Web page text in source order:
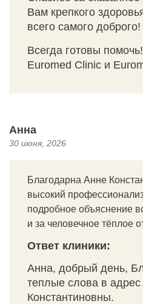
Вам крепкого
всего самого доброго!
Всегда готовы
Euromed Clinic и
Анна
30 июня, 2026
Благодарна Анне
высокий
подробное объяснение
и за человечное тёплое
Ответ клиники:
Анна, добрый день,
теплые слова в
Константиновны.